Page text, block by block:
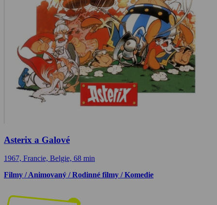
Asterix a Galové
1967, Francie, Belgie, 68 min
Filmy / Animovaný / Rodinné filmy / Komedie